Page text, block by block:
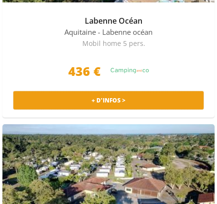
l’Aquarium de Biarritz ou le Musée de la mer vous offre
un fascinant spectacle marin. Profitez-en pour voir le
Cité de l’Océan, un parc avec plusieurs attractions
relatives à l’océan.
de la plage, le long des falaises, afin d’atteindre le
bord du Petit Train de La Rhune. Un trajet qu’on ne
peut refuser conduisant à une haute altitude où l’on
peut contempler l’Espagne à l’horizon ainsi que la baie
de Saint-Jean-de-Luz.
OÙ MANGER À ANGLET ?
Mêlant cuisine traditionnelle et saveurs du monde, le
restaurant Chez Nous sert des plats savoureux avec un
menu bien varié. De même, on retrouve les poissons et
les produits frais du coin au Beach House. Restaurant
de nuit, Le Jungle Café vous propose une ambiance
Labenne Océan
Aquitaine - Labenne océan
Mobil home 5 pers.
436 €
+ D'INFOS >